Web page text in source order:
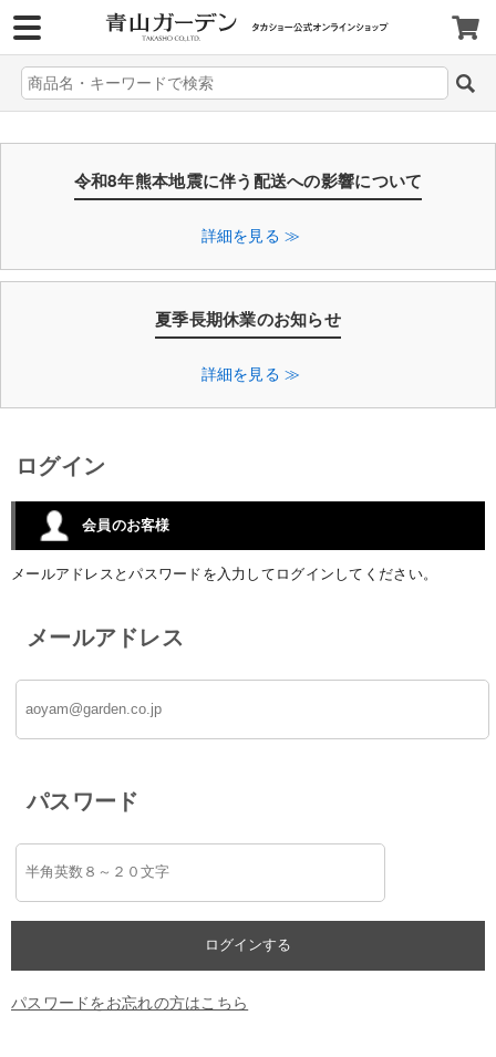
令和8年熊本地震に伴う配送への影響について
詳細を見る ≫
夏季長期休業のお知らせ
詳細を見る ≫
ログイン
会員のお客様
メールアドレスとパスワードを入力してログインしてください。
メールアドレス
パスワード
パスワードをお忘れの方はこちら